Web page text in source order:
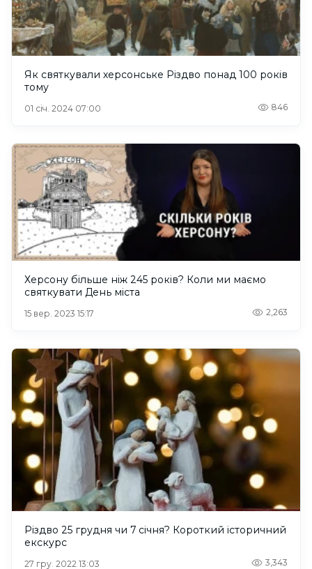
Як святкували херсонське Різдво понад 100 років
тому
01 січ. 2024 07:00 846
Херсону більше ніж 245 років? Коли ми маємо
святкувати День міста
15 вер. 2023 15:17 2,263
Різдво 25 грудня чи 7 січня? Короткий історичний
екскурс
27 гру. 2022 13:03 3,343